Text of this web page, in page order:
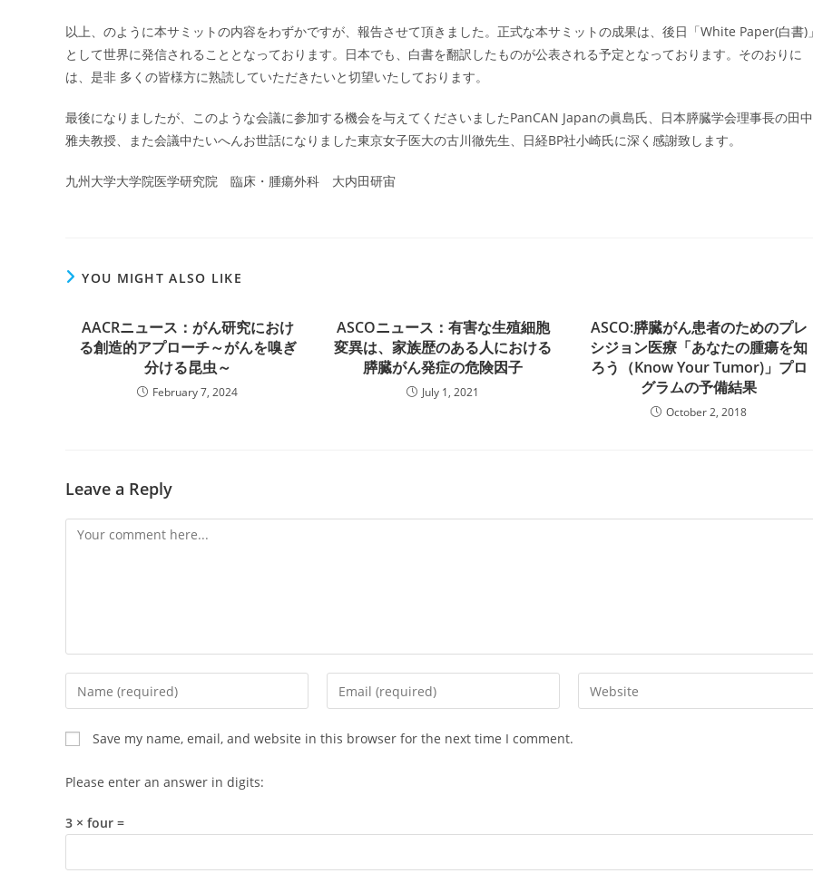
以上、のように本サミットの内容をわずかですが、報告させて頂きました。正式な本サミットの成果は、後日「White Paper(白書)」
として世界に発信されることとなっております。日本でも、白書を翻訳したものが公表される予定となっております。そのおりに
は、是非 多くの皆様方に熟読していただきたいと切望いたしております。
最後になりましたが、このような会議に参加する機会を与えてくださいましたPanCAN Japanの眞島氏、日本膵臓学会理事長の田中
雅夫教授、また会議中たいへんお世話になりました東京女子医大の古川徹先生、日経BP社小崎氏に深く感謝致します。
九州大学大学院医学研究院 臨床・腫瘍外科 大内田研宙
YOU MIGHT ALSO LIKE
AACRニュース：がん研究におけ
る創造的アプローチ～がんを嗅ぎ
分ける昆虫～
February 7, 2024
ASCOニュース：有害な生殖細胞
変異は、家族歴のある人における
膵臓がん発症の危険因子
July 1, 2021
ASCO:膵臓がん患者のためのプレ
シジョン医療「あなたの腫瘍を知
ろう（Know Your Tumor)」プロ
グラムの予備結果
October 2, 2018
Leave a Reply
Comment
Enter
your
name
or
username
comment
Enter
your
Enter
your
Save my name, email, and website in this browser for the next time I comment.
Please enter an answer in digits:
3 × four =